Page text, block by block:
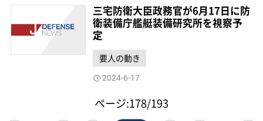
三宅防衛大臣政務官が6月17日に防
衛装備庁艦艇装備研究所を視察予
定
要人の動き
2024-6-17
ページ:178/193